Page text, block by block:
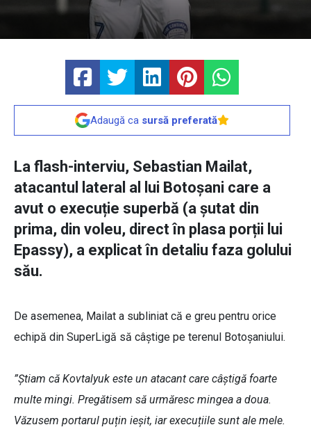
Adaugă ca sursă preferată
La flash-interviu, Sebastian Mailat,
atacantul lateral al lui Botoșani care a
avut o execuție superbă (a șutat din
prima, din voleu, direct în plasa porții lui
Epassy), a explicat în detaliu faza golului
său.
De asemenea, Mailat a subliniat că e greu pentru orice
echipă din SuperLigă să câștige pe terenul Botoșaniului.
”Știam că Kovtalyuk este un atacant care câștigă foarte
multe mingi. Pregătisem să urmăresc mingea a doua.
Văzusem portarul puțin ieșit, iar execuțiile sunt ale mele.